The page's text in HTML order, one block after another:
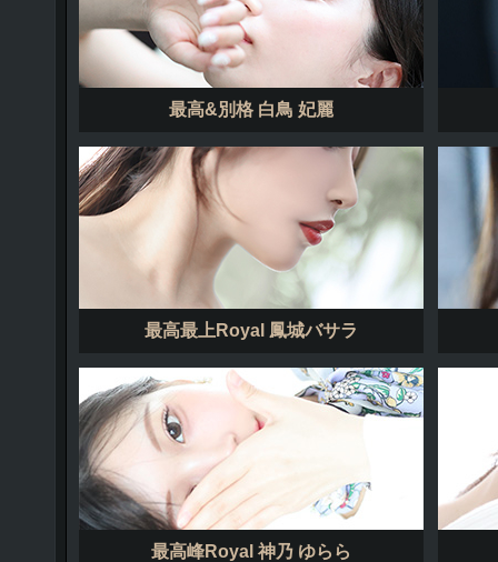
最高&別格 白鳥 妃麗
最高最上Royal 鳳城バサラ
最高峰Royal 神乃 ゆらら